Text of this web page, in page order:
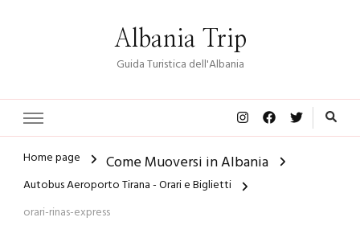
Albania Trip
Guida Turistica dell'Albania
Home page Come Muoversi in Albania
Autobus Aeroporto Tirana - Orari e Biglietti
orari-rinas-express